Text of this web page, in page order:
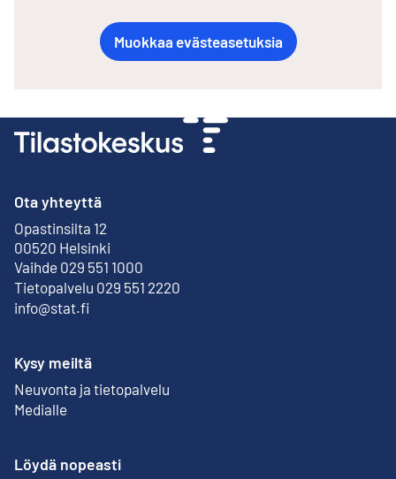
Muokkaa evästeasetuksia
Ota yhteyttä
Opastinsilta 12
00520 Helsinki
Ulkoinen linkki
Vaihde 029 551 1000
Tietopalvelu 029 551 2220
info@stat.fi
Kysy meiltä
Neuvonta ja tietopalvelu
Medialle
Löydä nopeasti